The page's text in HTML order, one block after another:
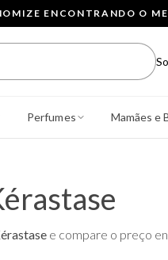
ENCONTRANDO O
Perfumes Mamães e
e compare o preço